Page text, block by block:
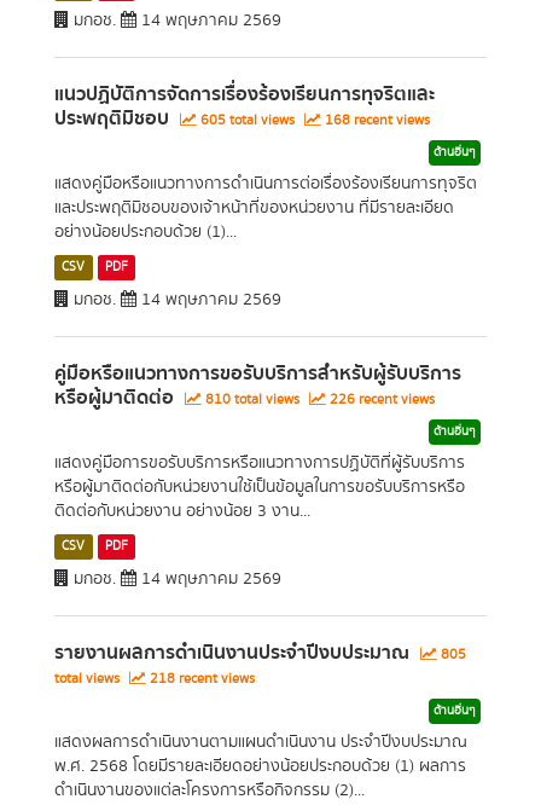
มกอช. 14 พฤษภาคม 2569
แนวปฏิบัติการจัดการเรื่องร้องเรียนการทุจริตและ
ประพฤติมิชอบ 605 total views 168 recent views
ด้านอื่นๆ
แสดงคู่มือหรือแนวทางการดำเนินการต่อเรื่องร้องเรียนการทุจริต
และประพฤติมิชอบของเจ้าหน้าที่ของหน่วยงาน ที่มีรายละเอียด
อย่างน้อยประกอบด้วย (1)...
CSV PDF
มกอช. 14 พฤษภาคม 2569
คู่มือหรือแนวทางการขอรับบริการสำหรับผู้รับบริการ
หรือผู้มาติดต่อ 810 total views 226 recent views
ด้านอื่นๆ
แสดงคู่มือการขอรับบริการหรือแนวทางการปฏิบัติที่ผู้รับบริการ
หรือผู้มาติดต่อกับหน่วยงานใช้เป็นข้อมูลในการขอรับบริการหรือ
ติดต่อกับหน่วยงาน อย่างน้อย 3 งาน...
CSV PDF
มกอช. 14 พฤษภาคม 2569
รายงานผลการดำเนินงานประจำปีงบประมาณ
805
total views
218 recent views
ด้านอื่นๆ
แสดงผลการดำเนินงานตามแผนดำเนินงาน ประจำปีงบประมาณ
พ.ศ. 2568 โดยมีรายละเอียดอย่างน้อยประกอบด้วย (1) ผลการ
ดำเนินงานของแต่ละโครงการหรือกิจกรรม (2)...